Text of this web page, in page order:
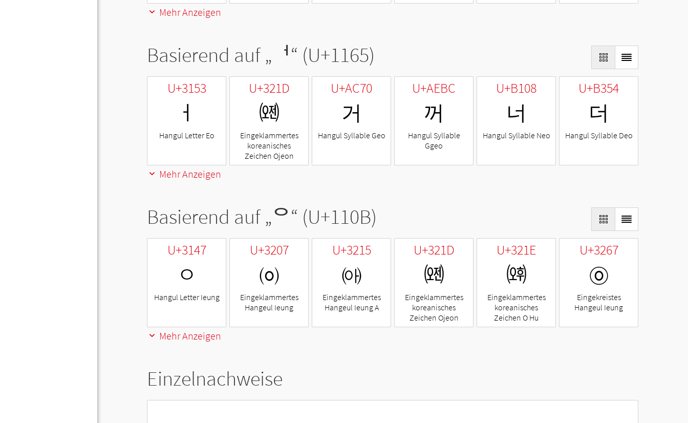
Mehr Anzeigen
Basierend auf „ ᅥ“ (U+1165)
U+3153
ㅓ
Hangul Letter Eo
U+321D
㈝
Eingeklammertes
koreanisches
Zeichen Ojeon
U+AC70
거
Hangul Syllable Geo
U+AEBC
꺼
Hangul Syllable
Ggeo
U+B108
너
Hangul Syllable Neo
U+B354
더
Hangul Syllable Deo
Mehr Anzeigen
Basierend auf „ᄋ“ (U+110B)
U+3147
ㅇ
Hangul Letter Ieung
U+3207
㈇
Eingeklammertes
Hangeul Ieung
U+3215
㈕
Eingeklammertes
Hangeul Ieung A
U+321D
㈝
Eingeklammertes
koreanisches
Zeichen Ojeon
U+321E
㈞
Eingeklammertes
koreanisches
Zeichen O Hu
U+3267
㉧
Eingekreistes
Hangeul Ieung
Mehr Anzeigen
Einzelnachweise